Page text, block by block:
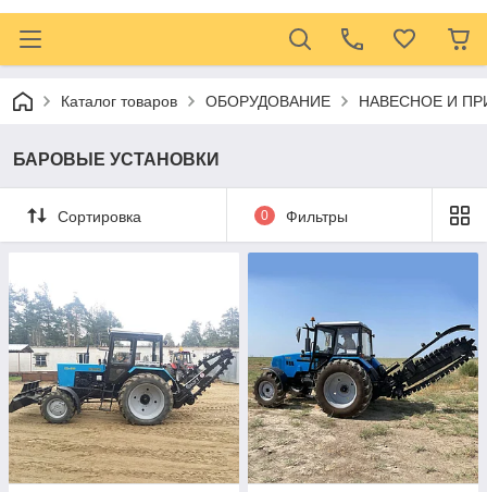
Каталог товаров ОБОРУДОВАНИЕ НАВЕСНОЕ И
БАРОВЫЕ УСТАНОВКИ
Сортировка 0 Фильтры